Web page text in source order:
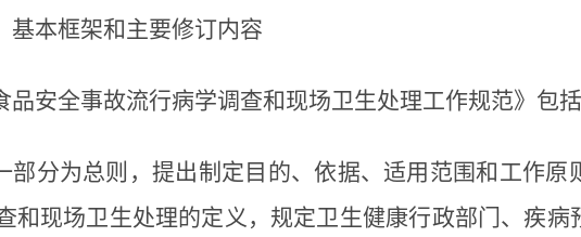
基本框架和主要修订内容
品安全事故流行病学调查和现场卫生处理工作规范》包括
部分为总则，提出制定目的、依据、适用范围和工作原
和现场卫生处理的定义，规定卫生健康行政部门、疾病